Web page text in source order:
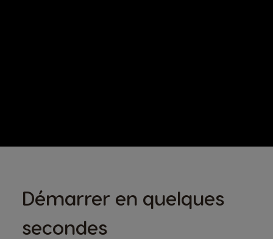
Démarrer en quelques
secondes